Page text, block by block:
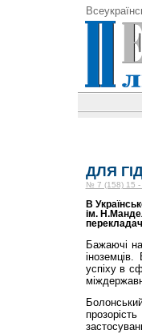
ДЛЯ
№ 7 (158) 15 -
В
ім.
Бажаючі
успіху в